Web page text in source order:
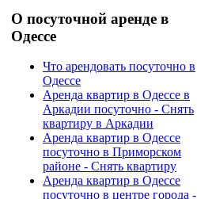
О посуточной аренде в
Одессе
Что арендовать посуточно в
Одессе
Аренда квартир в Одессе в
Аркадии посуточно - Снять
квартиру в Аркадии
Аренда квартир в Одессе
посуточно в Приморском
районе - Снять квартиру
Аренда квартир в Одессе
посуточно в центре города -